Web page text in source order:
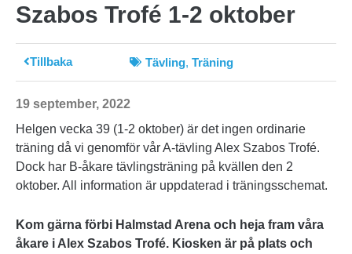
Szabos Trofé 1-2 oktober
Tillbaka Tävling, Träning
19 september, 2022
Helgen vecka 39 (1-2 oktober) är det ingen ordinarie
träning då vi genomför vår A-tävling Alex Szabos Trofé.
Dock har B-åkare tävlingsträning på kvällen den 2
oktober. All information är uppdaterad i träningsschemat.
Kom gärna förbi Halmstad Arena och heja fram våra
åkare i Alex Szabos Trofé. Kiosken är på plats och